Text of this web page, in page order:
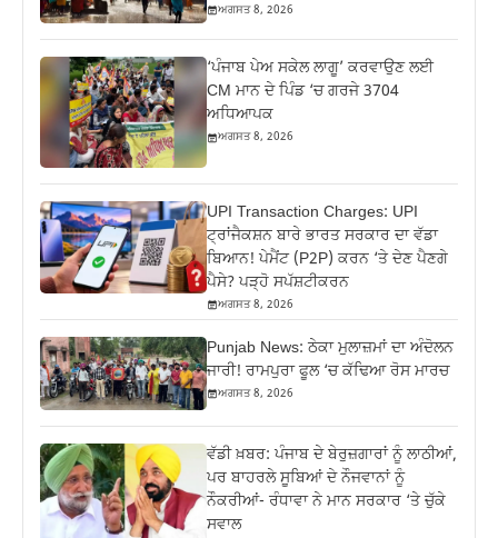
ਅਗਸਤ 8, 2026
‘ਪੰਜਾਬ ਪੇਅ ਸਕੇਲ ਲਾਗੂ’ ਕਰਵਾਉਣ ਲਈ
CM ਮਾਨ ਦੇ ਪਿੰਡ ‘ਚ ਗਰਜੇ 3704
ਅਧਿਆਪਕ
ਅਗਸਤ 8, 2026
UPI Transaction Charges: UPI
ਟ੍ਰਾਂਜੈਕਸ਼ਨ ਬਾਰੇ ਭਾਰਤ ਸਰਕਾਰ ਦਾ ਵੱਡਾ
ਬਿਆਨ! ਪੇਮੈਂਟ (P2P) ਕਰਨ ‘ਤੇ ਦੇਣ ਪੈਣਗੇ
ਪੈਸੇ? ਪੜ੍ਹੋ ਸਪੱਸ਼ਟੀਕਰਨ
ਅਗਸਤ 8, 2026
Punjab News: ਠੇਕਾ ਮੁਲਾਜ਼ਮਾਂ ਦਾ ਅੰਦੋਲਨ
ਜਾਰੀ! ਰਾਮਪੁਰਾ ਫੂਲ ‘ਚ ਕੱਢਿਆ ਰੋਸ ਮਾਰਚ
ਅਗਸਤ 8, 2026
ਵੱਡੀ ਖ਼ਬਰ: ਪੰਜਾਬ ਦੇ ਬੇਰੁਜ਼ਗਾਰਾਂ ਨੂੰ ਲਾਠੀਆਂ,
ਪਰ ਬਾਹਰਲੇ ਸੂਬਿਆਂ ਦੇ ਨੌਜਵਾਨਾਂ ਨੂੰ
ਨੌਕਰੀਆਂ- ਰੰਧਾਵਾ ਨੇ ਮਾਨ ਸਰਕਾਰ ‘ਤੇ ਚੁੱਕੇ
ਸਵਾਲ